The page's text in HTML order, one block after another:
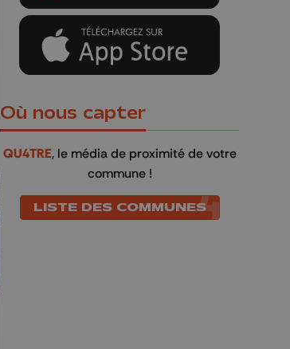
Où nous capter
QU4TRE, le média de proximité de votre
commune !
LISTE DES COMMUNES